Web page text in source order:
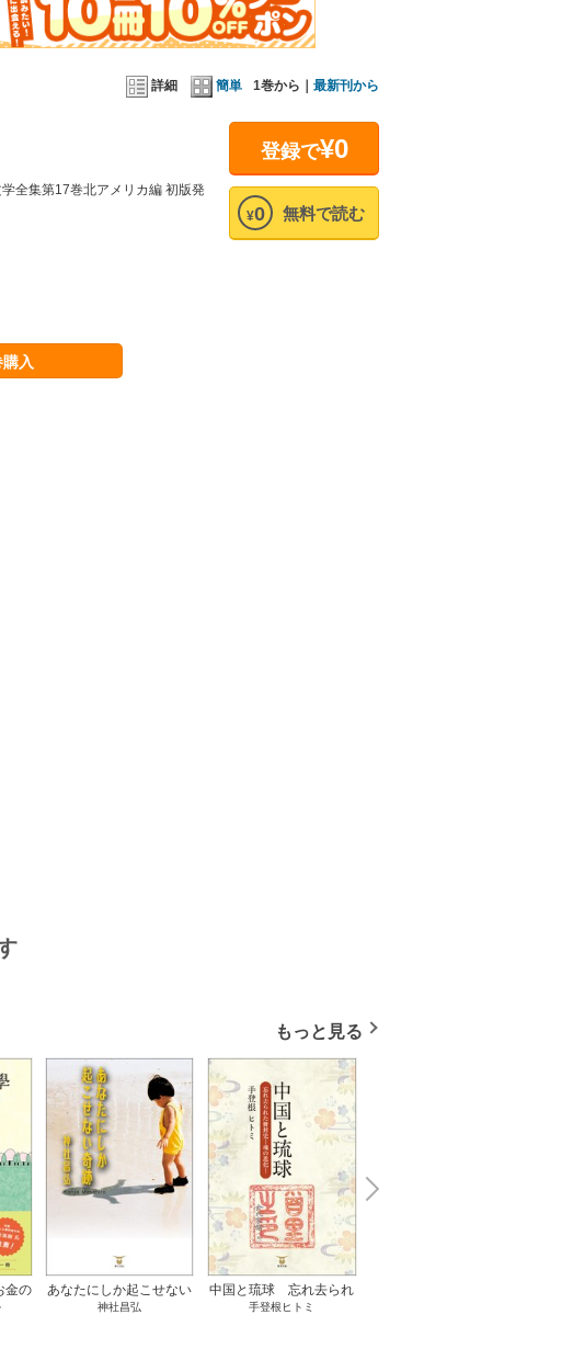
詳細 簡単 1巻から｜ 最新刊から
登録で¥0
無料で読む
¥0
全集第17巻北アメリカ編 初版発
入
もっと見る
金の
あなたにしか起こせない
奇跡 1巻
神社昌弘
中国と琉球 忘れ去られ
た冊封史―魂の進化― 1
手登根ヒトミ
N
e
x
t